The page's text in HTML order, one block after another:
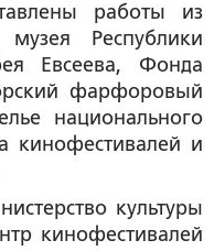
работы из
Республики
Евсеева, Фонда
фарфоровый
национального
кинофестивалей и
культуры
кинофестивалей